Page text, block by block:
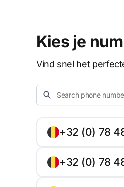
Kies je
Vind snel het
+32 (0) 78
+32 (0) 78